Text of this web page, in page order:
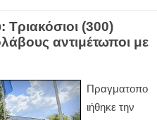
(300)
αντιμέτωποι με
Πραγματοπο
ιήθηκε την